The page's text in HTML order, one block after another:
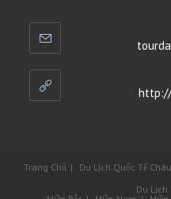
Trang Chủ Du Lịch Quốc Tế
Du Lịch